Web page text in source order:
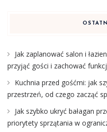
Jak zaplanować salon i
przyjąć gości i zachować
Kuchnia przed gośćmi: jak
przestrzeń, od czego zacząć
Jak szybko ukryć bałagan
priorytety sprzątania w